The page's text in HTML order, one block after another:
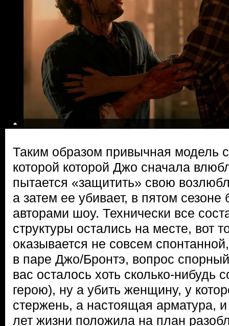
Таким образом привычная модель
которой которой Джо сначала
пытается «защитить» свою
а затем ее убивает, в пятом
авторами шоу. Технически все
структуры остались на месте, вот
оказывается не совсем
в паре Джо/Бронтэ, вопрос
вас осталось хоть сколько-нибудь
герою), ну а убить женщину, у
стержень, а настоящая арматура, и
лет жизни положила на план